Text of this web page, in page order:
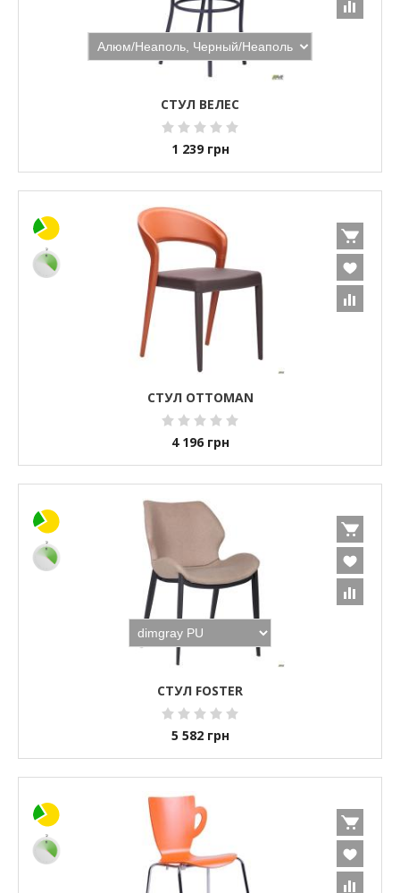
СТУЛ ВЕЛЕС
1 239 грн
СТУЛ OTTOMAN
4 196 грн
СТУЛ FOSTER
5 582 грн